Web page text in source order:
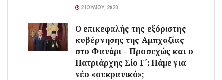
2 ΙΟΥΛΊΟΥ, 2020
Ο επικεφαλής της εξόριστης
κυβέρνησης της Αμπχαζίας
στο Φανάρι – Προσεχώς και ο
Πατριάρχης Σίο Γ΄: Πάμε για
νέο «ουκρανικό»;